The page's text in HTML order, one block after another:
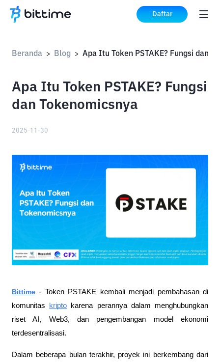
Daftar
Beranda > Blog >
Apa Itu Token PSTAKE? Fungsi
dan Tokenomicsnya
2025-11-30
Bittime - Token PSTAKE kembali menjadi pembahasan di
komunitas
kripto karena perannya dalam menghubungkan
riset AI, Web3, dan pengembangan model ekonomi
terdesentralisasi.
Dalam beberapa bulan terakhir, proyek ini berkembang dari